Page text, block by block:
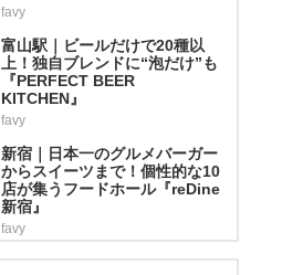
favy
富山駅｜ビールだけで20種以
上！独自ブレンドに“泡だけ”も
『PERFECT BEER
KITCHEN』
favy
新宿｜日本一のグルメバーガー
からスイーツまで！個性的な10
店が集うフードホール『reDine
新宿』
favy